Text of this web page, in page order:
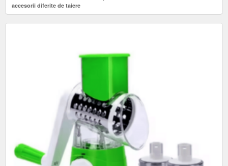
accesorii diferite de taiere